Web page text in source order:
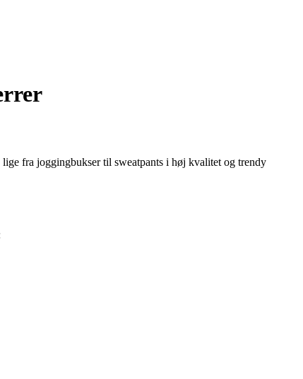
fra joggingbukser til sweatpants i høj kvalitet og trendy